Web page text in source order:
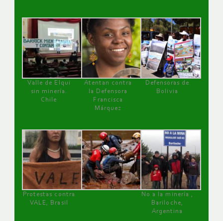
Valle de Elqui
sin minería.
Chile
Atentan contra
la Defensora
Francisca
Márquez
Defensoras de
Bolivia
Protestas contra
VALE, Brasil
No a la minería ,
Bariloche,
Argentina